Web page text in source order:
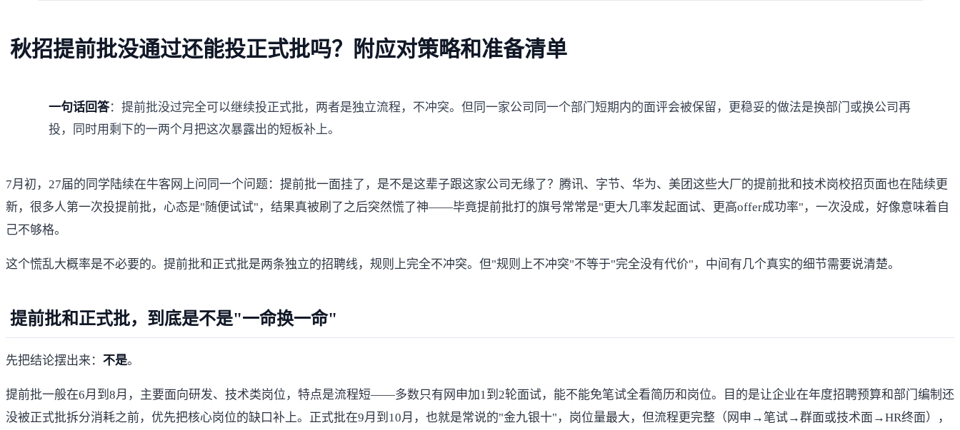
秋招提前批没通过还能投正式批吗？附应对策略和准备清单
一句话回答：提前批没过完全可以继续投正式批，两者是独立流程，不冲突。但同一家公司同一个部门短期内的面评会被保留，更稳妥的做法是换部门或换公司再
投，同时用剩下的一两个月把这次暴露出的短板补上。
7月初，27届的同学陆续在牛客网上问同一个问题：提前批一面挂了，是不是这辈子跟这家公司无缘了？腾讯、字节、华为、美团这些大厂的提前批和技术岗校招页面也在陆续更
新，很多人第一次投提前批，心态是"随便试试"，结果真被刷了之后突然慌了神——毕竟提前批打的旗号常常是"更大几率发起面试、更高offer成功率"，一次没成，好像意味着自
己不够格。
这个慌乱大概率是不必要的。提前批和正式批是两条独立的招聘线，规则上完全不冲突。但"规则上不冲突"不等于"完全没有代价"，中间有几个真实的细节需要说清楚。
提前批和正式批，到底是不是"一命换一命"
先把结论摆出来： 不是。
提前批一般在6月到8月，主要面向研发、技术类岗位，特点是流程短——多数只有网申加1到2轮面试，能不能免笔试全看简历和岗位。目的是让企业在年度招聘预算和部门编制还
没被正式批拆分消耗之前，优先把核心岗位的缺口补上。正式批在9月到10月，也就是常说的"金九银十"，岗位量最大，但流程更完整（网申→笔试→群面或技术面→HR终面），